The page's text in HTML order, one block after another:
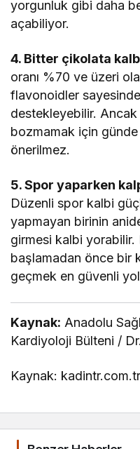
yorgunluk gibi daha
açabiliyor.
4. Bitter çikolata
oranı %70 ve üzeri
flavonoidler sayesinde
destekleyebilir.
bozmamak için günde
önerilmez.
5. Spor yaparken
Düzenli spor kalbi
yapmayan birinin
girmesi kalbi yorabilir.
başlamadan önce bir
geçmek en güvenli
Kaynak: Anadolu
Kardiyoloji Bülteni /
Kaynak: kadintr.com.tr